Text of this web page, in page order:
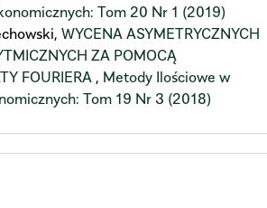
Tom 20 Nr 1 (2019)
WYCENA ASYMETRYCZNYCH
ZA POMOCĄ
FOURIERA, Metody Ilościowe w
Tom 19 Nr 3 (2018)